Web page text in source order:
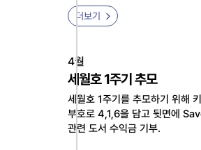
더보기
4월
세월호 1주기 추모
세월호 1주기를 추모하기 위해
부호로 4,1,6을 담고 뒷면에
관련 도서 수익금 기부.